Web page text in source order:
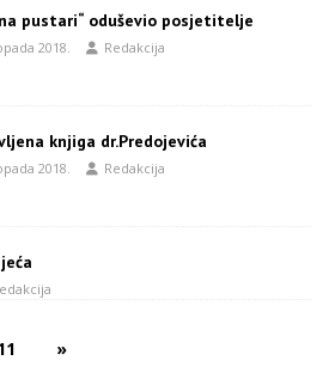
na pustari“ oduševio posjetitelje
2018. Redakcija
knjiga dr.Predojevića
2018. Redakcija
»